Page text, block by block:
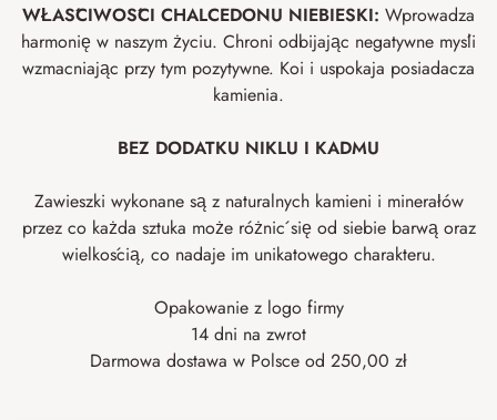
WŁAŚCIWOŚCI CHALCEDONU NIEBIESKI: Wprowadza
harmonię w naszym życiu. Chroni odbijając negatywne myśli
wzmacniając przy tym pozytywne. Koi i uspokaja posiadacza
kamienia.
BEZ DODATKU NIKLU I KADMU
Zawieszki wykonane są z naturalnych kamieni i minerałów
przez co każda sztuka może różnić się od siebie barwą oraz
wielkością, co nadaje im unikatowego charakteru.
Opakowanie z logo firmy
14 dni na zwrot
Darmowa dostawa w Polsce od 250,00 zł